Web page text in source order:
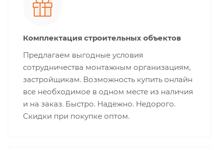
Комплектация строительных объектов
Предлагаем выгодные условия
сотрудничества монтажным организациям,
застройщикам. Возможность купить онлайн
все необходимое в одном месте из наличия
и на заказ. Быстро. Надежно. Недорого.
Скидки при покупке оптом.